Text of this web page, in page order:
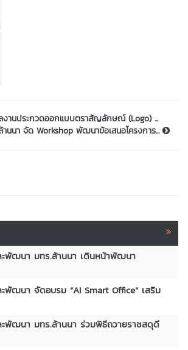
านประกวดออกแบบตราสัญลักษณ์ (Logo) ...
นนา จัด Workshop พัฒนาข้อเสนอโครงการ...
พัฒนา มทร.ล้านนา เดินหน้าพัฒนา
พัฒนา จัดอบรม “AI Smart Office” เสริม
พัฒนา มทร.ล้านนา ร่วมพิธีถวายราชสดุดี